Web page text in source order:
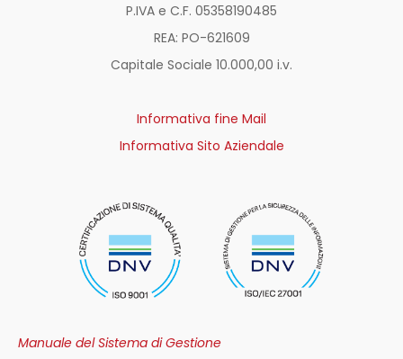
P.IVA e C.F. 05358190485
REA: PO-621609
Capitale Sociale 10.000,00 i.v.
Informativa fine Mail
Informativa Sito Aziendale
Manuale del Sistema di Gestione